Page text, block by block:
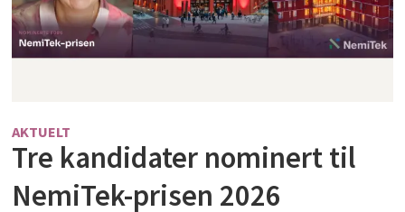
AKTUELT
Tre kandidater nominert til
NemiTek-prisen 2026